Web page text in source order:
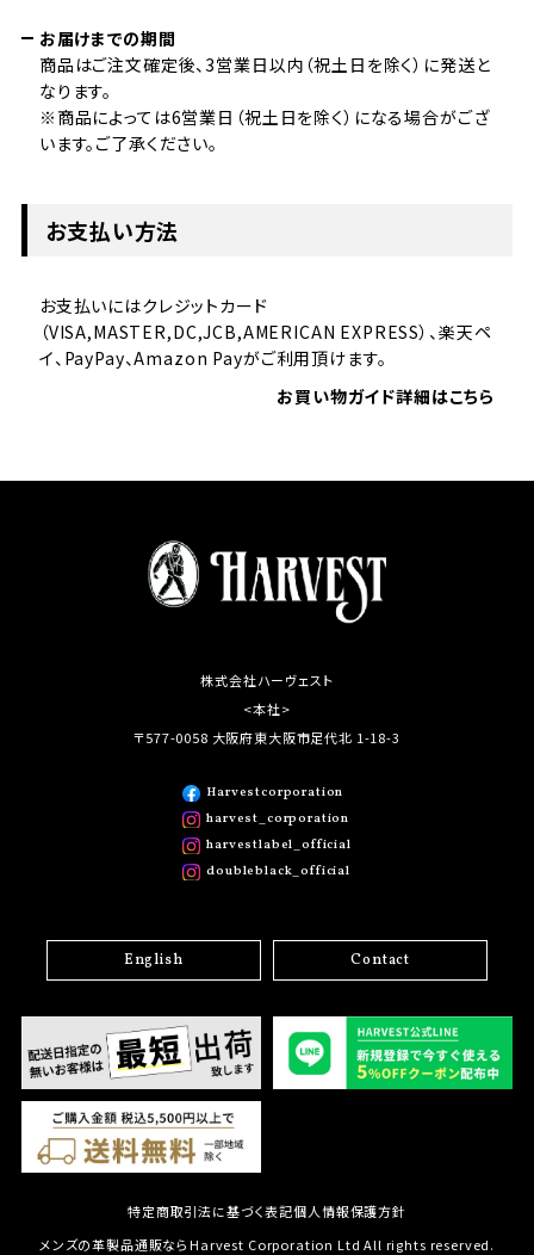
お届けまでの期間
商品はご注文確定後、3営業日以内（祝土日を除く）に発送と
なります。
※商品によっては6営業日（祝土日を除く）になる場合がござ
います。ご了承ください。
お支払い方法
お支払いにはクレジットカード
（VISA,MASTER,DC,JCB,AMERICAN EXPRESS）、楽天ペ
イ、PayPay、Amazon Payがご利用頂けます。
お買い物ガイド詳細はこちら
株式会社ハーヴェスト
<本社>
〒577-0058 大阪府東大阪市足代北 1-18-3
Harvestcorporation
harvest_corporation
harvestlabel_official
doubleblack_official
English Contact
特定商取引法に基づく表記個人情報保護方針
メンズの革製品通販ならHarvest Corporation Ltd All rights reserved.